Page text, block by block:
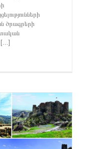
ծրագրերի